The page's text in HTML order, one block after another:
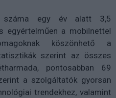
száma egy év alatt 3,5
egyértelműen a mobilnettel
köszönhető a
szerint az összes
pontosabban 69
a szolgáltatók gyorsan
trendekhez, valamint